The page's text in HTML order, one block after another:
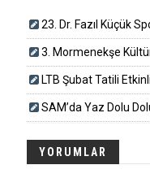
23. Dr. Fazıl Küçük
3. Mormenekşe
LTB Şubat Tatili
SAM’da Yaz Dolu
YORUMLAR